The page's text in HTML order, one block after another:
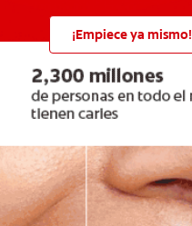
¡Empiece ya mismo!